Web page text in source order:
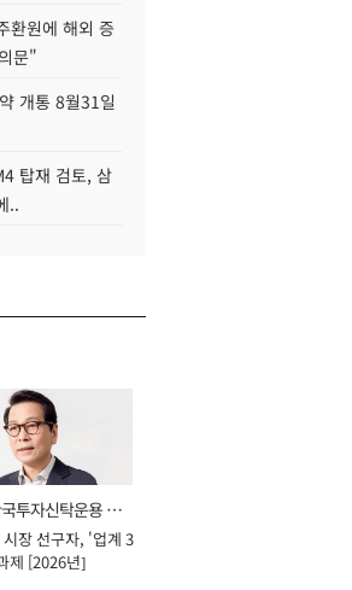
환원에 해외 증
문"
개통 8월31일
탑재 검토, 삼
..
투자신탁운용 대
장 선구자, '업계 3
제 [2026년]